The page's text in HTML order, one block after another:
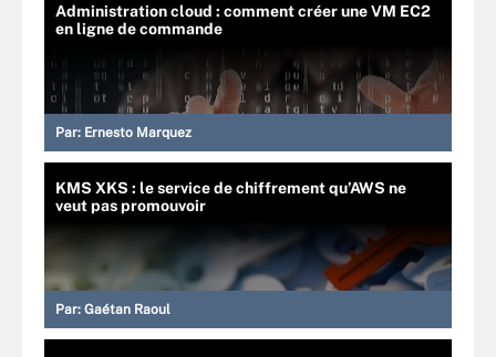
Administration cloud : comment créer une VM EC2
en ligne de commande
Par: Ernesto Marquez
KMS XKS : le service de chiffrement qu’AWS ne
veut pas promouvoir
Par: Gaétan Raoul